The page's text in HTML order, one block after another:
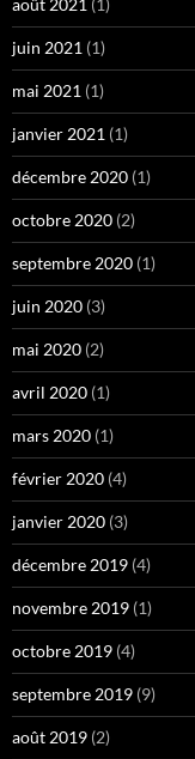
août 2021 (1)
juin 2021 (1)
mai 2021 (1)
janvier 2021 (1)
décembre 2020 (1)
octobre 2020 (2)
septembre 2020 (1)
juin 2020 (3)
mai 2020 (2)
avril 2020 (1)
mars 2020 (1)
février 2020 (4)
janvier 2020 (3)
décembre 2019 (4)
novembre 2019 (1)
octobre 2019 (4)
septembre 2019 (9)
août 2019 (2)